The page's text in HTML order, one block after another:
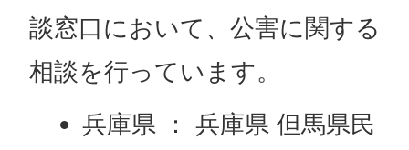
談窓口において、公害に関する
相談を行っています。
兵庫県 ： 兵庫県 但馬県民